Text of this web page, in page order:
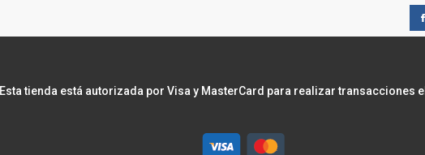
Esta tienda está autorizada por Visa y MasterCard para realizar transacciones